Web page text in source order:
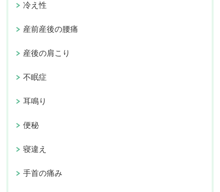
冷え性
産前産後の腰痛
産後の肩こり
不眠症
耳鳴り
便秘
寝違え
手首の痛み